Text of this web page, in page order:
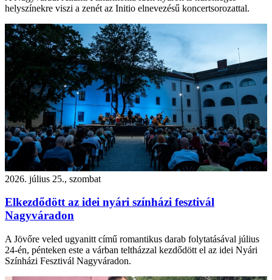
helyszínekre viszi a zenét az Initio elnevezésű koncertsorozattal.
2026. július 25., szombat
Elkezdődött az idei nyári színházi fesztivál
Nagyváradon
A Jövőre veled ugyanitt című romantikus darab folytatásával július
24-én, pénteken este a várban teltházzal kezdődött el az idei Nyári
Színházi Fesztivál Nagyváradon.